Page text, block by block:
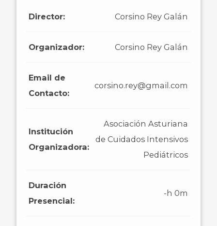
Director: Corsino Rey Galán
Organizador: Corsino Rey Galán
Email de
Contacto:
corsino.rey@gmail.com
Institución
Organizadora:
Asociación Asturiana
de Cuidados Intensivos
Pediátricos
Duración
Presencial:
-h 0m